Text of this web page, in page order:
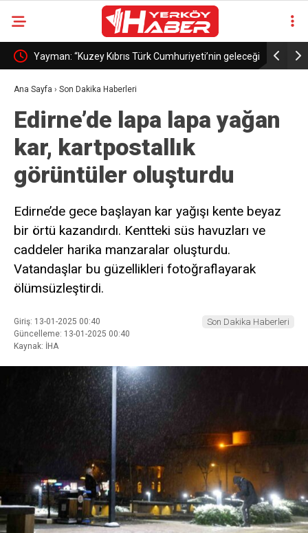
bir Yayman: “Kuzey Kıbrıs Türk Cumhuriyeti’nin geleceği
Türkiye’nin geleceğidir”
Bakan
Ana Sayfa › Son Dakika Haberleri
Edirne’de lapa lapa yağan
kar, kartpostallık
görüntüler oluşturdu
Edirne’de gece başlayan kar yağışı kente beyaz
bir örtü kazandırdı. Kentteki süs havuzları ve
caddeler harika manzaralar oluşturdu.
Vatandaşlar bu güzellikleri fotoğraflayarak
ölümsüzleştirdi.
Giriş: 13-01-2025 00:40
Güncelleme: 13-01-2025 00:40
Kaynak: İHA
Son Dakika Haberleri